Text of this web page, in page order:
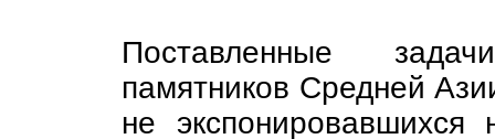
Поставленные
памятников Средней
не экспонировавшихся